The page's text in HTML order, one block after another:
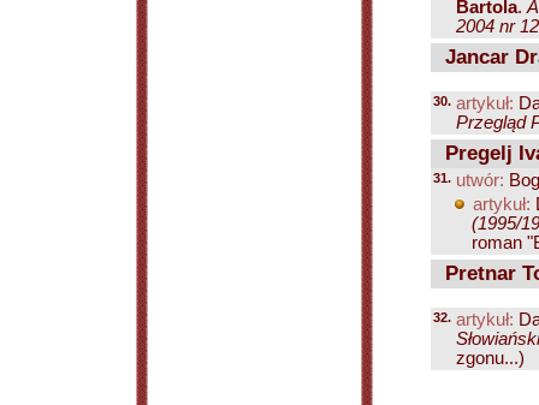
Bartola.
2004 nr
Jancar
30. artykuł:
Przegląd
Pregelj
31. utwór:
artykuł:
(1995/
roman
Pretnar
32. artykuł:
zgonu...)